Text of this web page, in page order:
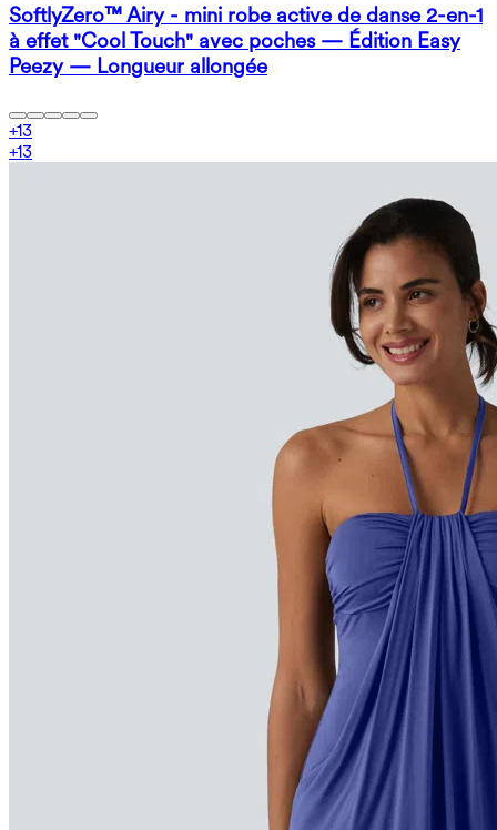
SoftlyZero™ Airy - mini robe active de danse 2-en-1
à effet "Cool Touch" avec poches — Édition Easy
Peezy — Longueur allongée
+13
+13